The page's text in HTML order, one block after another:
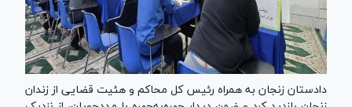
دادستان زنجان به همراه رئیس کل محاکم و هئیت قضایی از زندان